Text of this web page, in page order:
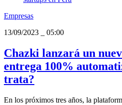
Empresas
13/09/2023
05:00
Chazki lanzará un
entrega 100%
trata?
En los próximos tres años, la